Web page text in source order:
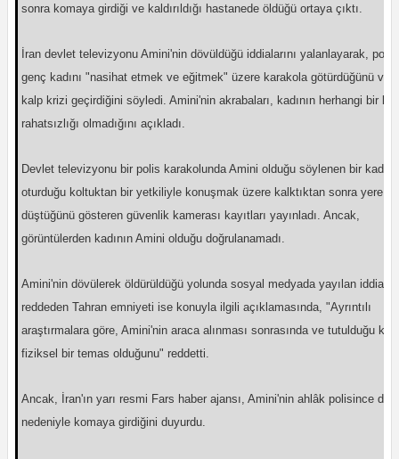
sonra komaya girdiği ve kaldırıldığı hastanede öldüğü ortaya çıktı.
İran devlet televizyonu Amini'nin dövüldüğü iddialarını yalanlayarak,
genç kadını "nasihat etmek ve eğitmek" üzere karakola götürdüğünü ve
kalp krizi geçirdiğini söyledi. Amini'nin akrabaları, kadının herhangi bir
rahatsızlığı olmadığını açıkladı.
Devlet televizyonu bir polis karakolunda Amini olduğu söylenen bir
oturduğu koltuktan bir yetkiliyle konuşmak üzere kalktıktan sonra yere
düştüğünü gösteren güvenlik kamerası kayıtları yayınladı. Ancak,
görüntülerden kadının Amini olduğu doğrulanamadı.
Amini'nin dövülerek öldürüldüğü yolunda sosyal medyada yayılan
reddeden Tahran emniyeti ise konuyla ilgili açıklamasında, "Ayrıntılı
araştırmalara göre, Amini'nin araca alınması sonrasında ve tutulduğu
fiziksel bir temas olduğunu" reddetti.
Ancak, İran'ın yarı resmi Fars haber ajansı, Amini'nin ahlâk polisince
nedeniyle komaya girdiğini duyurdu.